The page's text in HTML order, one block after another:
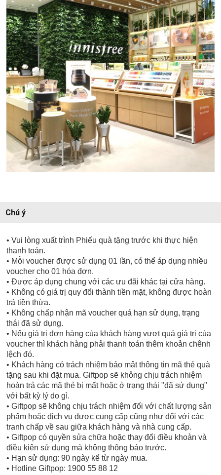
Chú ý
• Vui lòng xuất trình Phiếu quà tặng trước khi thực hiện
thanh toán.
• Mỗi voucher được sử dụng 01 lần, có thể áp dụng nhiều
voucher cho 01 hóa đơn.
• Được áp dụng chung với các ưu đãi khác tại cửa hàng.
• Không có giá trị quy đổi thành tiền mặt, không được hoàn
trả tiền thừa.
• Không chấp nhận mã voucher quá hạn sử dụng, trạng
thái đã sử dụng.
• Nếu giá trị đơn hàng của khách hàng vượt quá giá trị của
voucher thì khách hàng phải thanh toán thêm khoản chênh
lệch đó.
• Khách hàng có trách nhiệm bảo mật thông tin mã thẻ quà
tặng sau khi đặt mua. Giftpop sẽ không chịu trách nhiệm
hoàn trả các mã thẻ bị mất hoặc ở trạng thái "đã sử dụng"
với bất kỳ lý do gì.
• Giftpop sẽ không chịu trách nhiệm đối với chất lượng sản
phẩm hoặc dịch vụ được cung cấp cũng như đối với các
tranh chấp về sau giữa khách hàng và nhà cung cấp.
• Giftpop có quyền sửa chữa hoặc thay đổi điều khoản và
điều kiện sử dụng mà không thông báo trước.
• Hạn sử dụng: 90 ngày kể từ ngày mua.
• Hotline Giftpop: 1900 55 88 12